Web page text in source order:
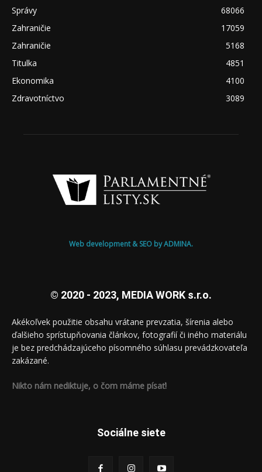
Správy
68066
Zahraničie
17059
Zahraničie
5168
Titulka
4851
Ekonomika
4100
Zdravotníctvo
3089
Web development & SEO by ADMINA.
© 2020 - 2023, MEDIA WORK s.r.o.
Akékoľvek použitie obsahu vrátane prevzatia, šírenia alebo
ďalšieho sprístupňovania článkov, fotografií či iného materiálu
je bez predchádzajúceho písomného súhlasu prevádzkovateľa
zakázané.
Nikto nám nediktuje, o čom máme písať!
Sociálne siete